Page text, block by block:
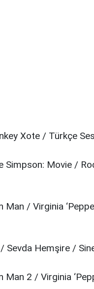
Xote / Türkçe
Simpson: Movie /
Man / Virginia
Sevda Hemşire /
Man 2 / Virginia